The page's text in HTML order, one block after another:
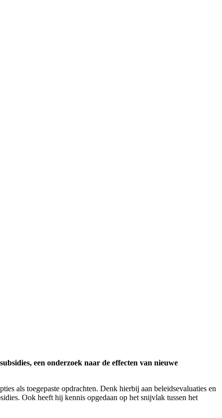
een onderzoek naar de effecten van nieuwe
als toegepaste opdrachten. Denk hierbij aan beleidsevaluaties en
Ook heeft hij kennis opgedaan op het snijvlak tussen het